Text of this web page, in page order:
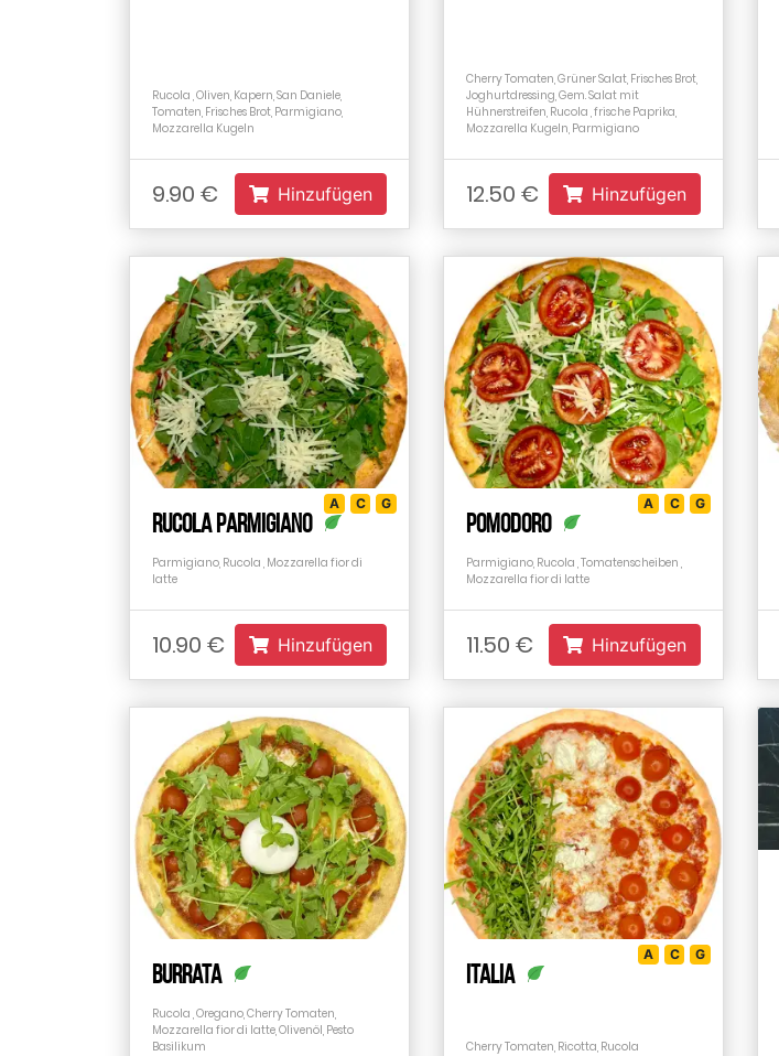
Rucola , Oliven, Kapern, San Daniele,
Tomaten, Frisches Brot, Parmigiano,
Mozzarella Kugeln
9.90 € Hinzufügen
Cherry Tomaten, Grüner Salat, Frisches Brot,
Joghurtdressing, Gem. Salat mit
Hühnerstreifen, Rucola , frische Paprika,
Mozzarella Kugeln, Parmigiano
12.50 € Hinzufügen
Rucola Parmigiano
A C G
Parmigiano, Rucola , Mozzarella fior di
latte
10.90 € Hinzufügen
Pomodoro
A C G
Parmigiano, Rucola , Tomatenscheiben ,
Mozzarella fior di latte
11.50 € Hinzufügen
Burrata
Rucola , Oregano, Cherry Tomaten,
Mozzarella fior di latte, Olivenöl, Pesto
Basilikum
Italia
A C G
Cherry Tomaten, Ricotta, Rucola